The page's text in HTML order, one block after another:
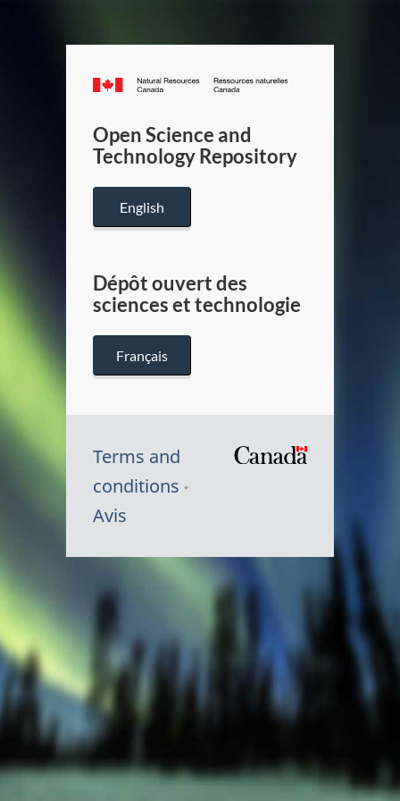
Canada.ca
/
Canada
Open Science and
Technology Repository
English
Dépôt ouvert des
sciences et technologie
Français
Terms and
conditions
Avis
Canada